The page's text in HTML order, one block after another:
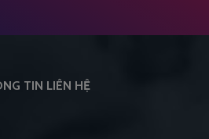
TIN LIÊN HỆ